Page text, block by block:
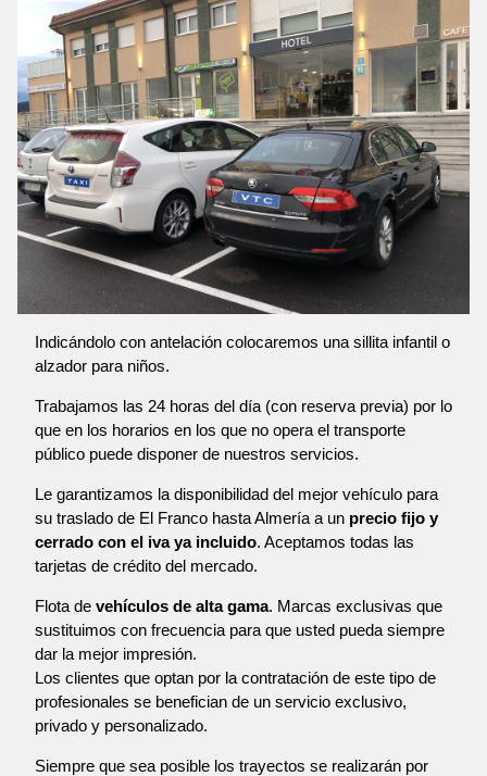
Indicándolo con antelación colocaremos una sillita infantil o
alzador para niños.
Trabajamos las 24 horas del día (con reserva previa) por lo
que en los horarios en los que no opera el transporte
público puede disponer de nuestros servicios.
Le garantizamos la disponibilidad del mejor vehículo para
su traslado de El Franco hasta Almería a un precio fijo y
cerrado con el iva ya incluido. Aceptamos todas las
tarjetas de crédito del mercado.
Flota de vehículos de alta gama. Marcas exclusivas que
sustituimos con frecuencia para que usted pueda siempre
dar la mejor impresión.
Los clientes que optan por la contratación de este tipo de
profesionales se benefician de un servicio exclusivo,
privado y personalizado.
Siempre que sea posible los trayectos se realizarán por